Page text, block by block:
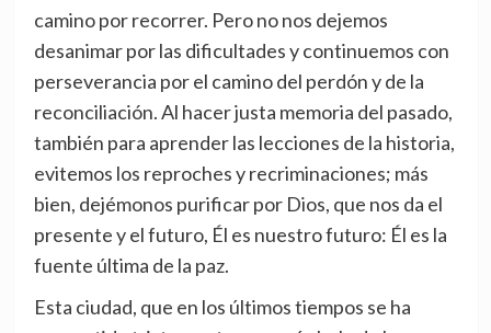
camino por recorrer. Pero no nos dejemos
desanimar por las dificultades y continuemos con
perseverancia por el camino del perdón y de la
reconciliación. Al hacer justa memoria del pasado,
también para aprender las lecciones de la historia,
evitemos los reproches y recriminaciones; más
bien, dejémonos purificar por Dios, que nos da el
presente y el futuro, Él es nuestro futuro: Él es la
fuente última de la paz.
Esta ciudad, que en los últimos tiempos se ha